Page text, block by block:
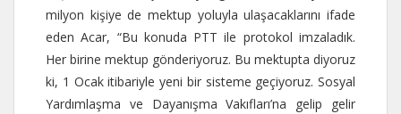
milyon kişiye de mektup yoluyla ulaşacaklarını ifade
eden Acar, “Bu konuda PTT ile protokol imzaladık.
Her birine mektup gönderiyoruz. Bu mektupta diyoruz
ki, 1 Ocak itibariyle yeni bir sisteme geçiyoruz. Sosyal
Yardımlaşma ve Dayanışma Vakıfları’na gelip gelir